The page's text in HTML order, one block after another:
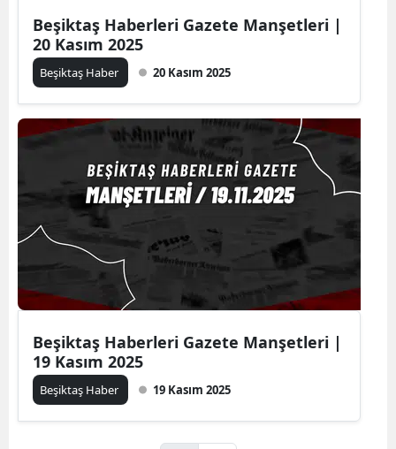
Beşiktaş Haberleri Gazete Manşetleri |
20 Kasım 2025
Beşiktaş Haber 20 Kasım 2025
Beşiktaş Haberleri Gazete Manşetleri |
19 Kasım 2025
Beşiktaş Haber 19 Kasım 2025